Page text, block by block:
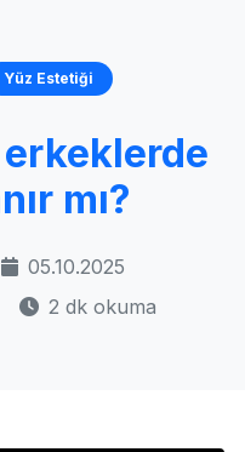
Yüz Estetiği
mı?
05.10.2025
2 dk okuma